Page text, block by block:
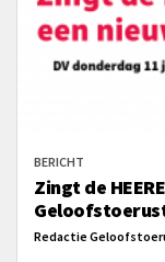
BERICHT
Zingt de
Redactie